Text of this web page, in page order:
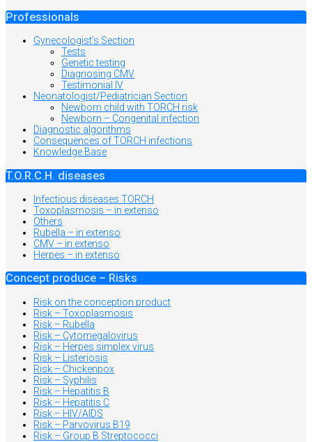
Professionals
Gynecologist’s Section
Tests
Genetic testing
Diagnosing CMV
Testimonial IV
Neonatologist/Pediatrician Section
Newborn child with TORCH risk
Newborn – Congenital infection
Diagnostic algorithms
Consequences of TORCH infections
Knowledge Base
T.O.R.C.H. diseases
Infectious diseases TORCH
Toxoplasmosis – in extenso
Others
Rubella – in extenso
CMV – in extenso
Herpes – in extenso
Concept produce – Risks
Risk on the conception product
Risk – Toxoplasmosis
Risk – Rubella
Risk – Cytomegalovirus
Risk – Herpes simplex virus
Risk – Listeriosis
Risk – Chickenpox
Risk – Syphilis
Risk – Hepatitis B
Risk – Hepatitis C
Risk – HIV/AIDS
Risk – Parvovirus B19
Risk – Group B Streptococci